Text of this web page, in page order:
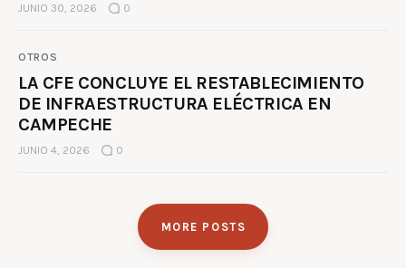
JUNIO 30, 2026 0
OTROS
LA CFE CONCLUYE EL RESTABLECIMIENTO
DE INFRAESTRUCTURA ELÉCTRICA EN
CAMPECHE
JUNIO 4, 2026 0
MORE POSTS